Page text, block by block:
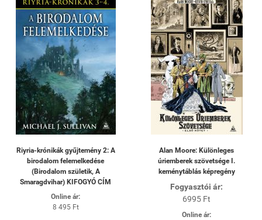
Riyria-krónikák gyűjtemény 2: A
birodalom felemelkedése
(Birodalom születik, A
Smaragdvihar) KIFOGYÓ CÍM
Online ár:
8 495 Ft
Alan Moore: Különleges
úriemberek szövetsége I.
keménytáblás képregény
Fogyasztói ár:
6995 Ft
Online ár: